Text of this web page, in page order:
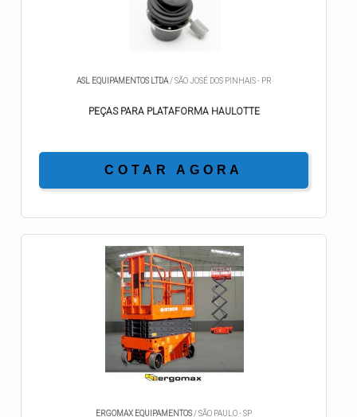
ASL EQUIPAMENTOS LTDA/ SÃO JOSÉ DOS PINHAIS - PR
PEÇAS PARA PLATAFORMA HAULOTTE
COTAR AGORA
ERGOMAX EQUIPAMENTOS / SÃO PAULO - SP